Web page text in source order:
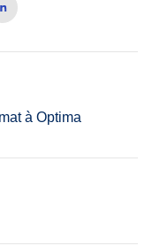
à Optima